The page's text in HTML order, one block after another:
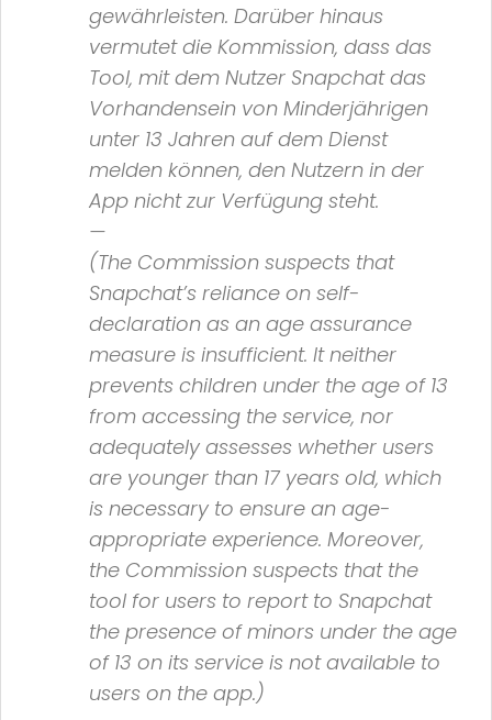
gewährleisten. Darüber hinaus
vermutet die Kommission, dass das
Tool, mit dem Nutzer Snapchat das
Vorhandensein von Minderjährigen
unter 13 Jahren auf dem Dienst
melden können, den Nutzern in der
App nicht zur Verfügung steht.
—
(The Commission suspects that
Snapchat’s reliance on self-
declaration as an age assurance
measure is insufficient. It neither
prevents children under the age of 13
from accessing the service, nor
adequately assesses whether users
are younger than 17 years old, which
is necessary to ensure an age-
appropriate experience. Moreover,
the Commission suspects that the
tool for users to report to Snapchat
the presence of minors under the age
of 13 on its service is not available to
users on the app.)